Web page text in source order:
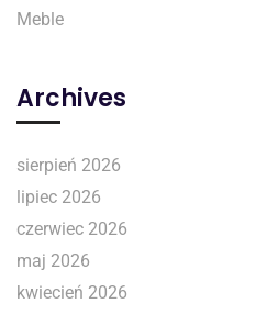
Meble
Archives
sierpień 2026
lipiec 2026
czerwiec 2026
maj 2026
kwiecień 2026